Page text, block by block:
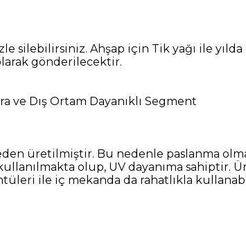
silebilirsiniz. Ahşap için Tik yağı ile
gönderilecektir.
ve Dış Ortam Dayanıklı Segment
üretilmiştir. Bu nedenle paslanma
olup, UV dayanıma
ile iç mekanda da rahatlıkla